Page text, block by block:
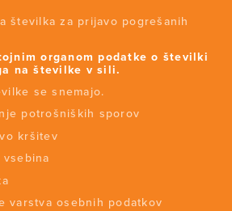
številka za prijavo pogrešanih
organom podatke o številki
na številke v sili.
se snemajo.
potrošniških sporov
kršitev
varstva osebnih podatkov